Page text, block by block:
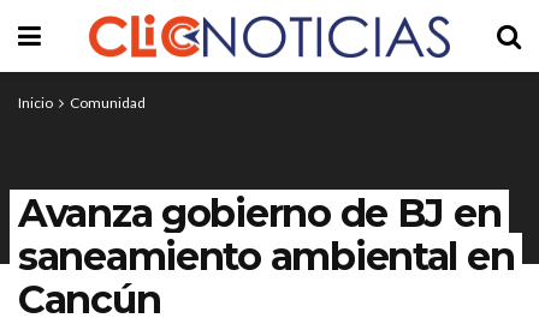
Inicio Comunidad
Avanza gobierno de BJ en
saneamiento ambiental en
Cancún